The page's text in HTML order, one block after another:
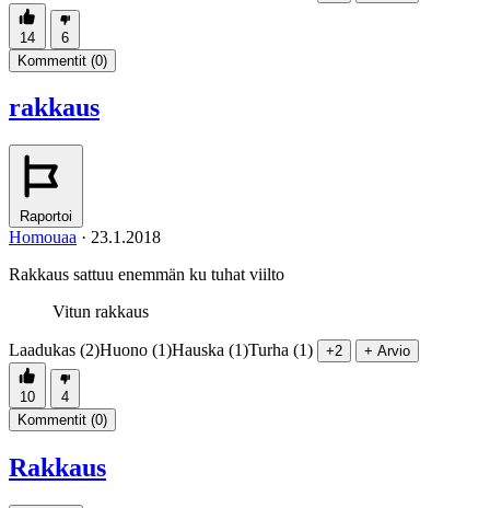
14
6
Kommentit (0)
rakkaus
Raportoi
Homouaa · 23.1.2018
Rakkaus sattuu enemmän ku tuhat viilto
Vitun rakkaus
Laadukas (2)Huono (1)Hauska (1)Turha (1) +2 + Arvio
10
4
Kommentit (0)
Rakkaus